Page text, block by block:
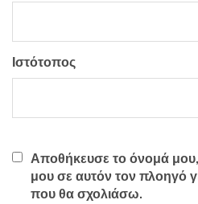
Ιστότοπος
Αποθήκευσε το όνομά
μου σε αυτόν τον πλοηγό
που θα σχολιάσω.